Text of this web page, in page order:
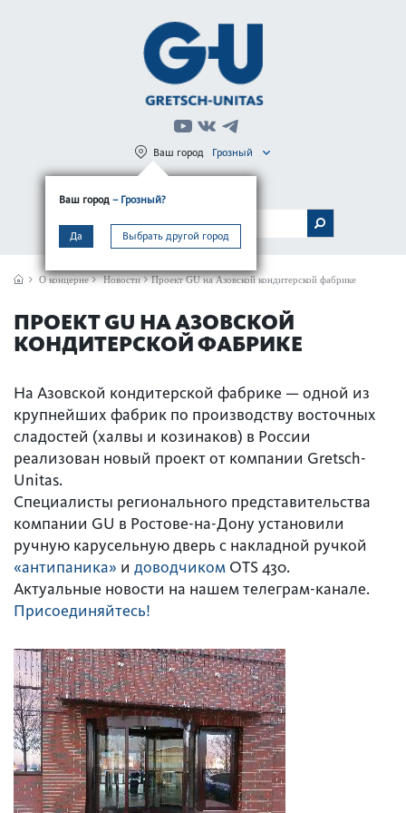
Ваш город – Грозный?
Да Выбрать другой город
Ваш город Грозный
МЕНЮ
О концерне Новости Проект GU на Азовской кондитерской фабрике
ПРОЕКТ GU НА АЗОВСКОЙ
КОНДИТЕРСКОЙ ФАБРИКЕ
На Азовской кондитерской фабрике — одной из
крупнейших фабрик по производству восточных
сладостей (халвы и козинаков) в России
реализован новый проект от компании Gretsch-
Unitas.
Специалисты регионального представительства
компании GU в Ростове-на-Дону установили
ручную карусельную дверь с накладной ручкой
«антипаника» и доводчиком OTS 430.
Актуальные новости на нашем телеграм-канале.
Присоединяйтесь!